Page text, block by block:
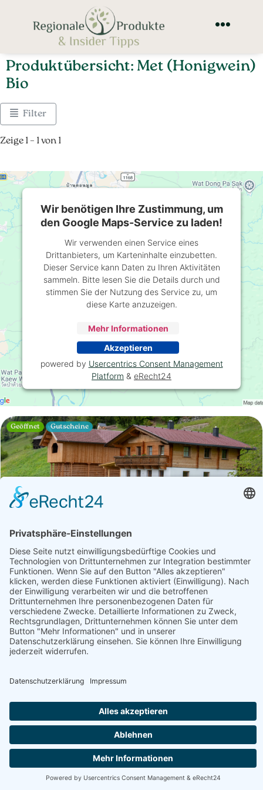
Produktübersicht: Met (Honigwein)
Bio
Filter
Zeige 1 – 1 von 1
Betrieb Öffnungszeiten
Bio Imkerei Möselehof | Erika
Strieder
Geschenke, Getränke, Honig, Aufstriche & Co
Produktübersicht
Almrosenhonig Bio, Bärenfang, Blütenhonig Bio,
Blütenwaldhonig Bio, Cremehonig Bio, Honig, Honig Bio,
Biobienenwachs
Jetzt geöffnet vegetarisch Bio
Österreich - 9652 Birnbaum - Egg 2
Geöffnet Gutscheine
Wir benötigen Ihre Zustimmung, um
den Google Maps-Service zu laden!
Wir verwenden einen Service eines
Drittanbieters, um Karteninhalte einzubetten.
Dieser Service kann Daten zu Ihren Aktivitäten
sammeln. Bitte lesen Sie die Details durch und
stimmen Sie der Nutzung des Service zu, um
diese Karte anzuzeigen.
Mehr Informationen
Akzeptieren
powered by Usercentrics Consent Management
Platform & eRecht24